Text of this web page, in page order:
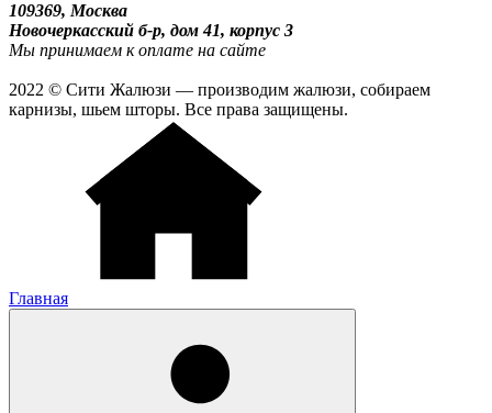
109369, Москва
Новочеркасский б-р, дом 41, корпус 3
Мы принимаем к оплате на сайте
2022 © Сити Жалюзи — производим жалюзи, собираем
карнизы, шьем шторы. Все права защищены.
Главная